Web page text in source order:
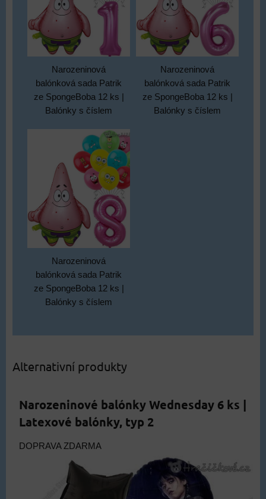
Narozeninová
balónková sada Patrik
ze SpongeBoba 12 ks |
Balónky s číslem
Narozeninová
balónková sada Patrik
ze SpongeBoba 12 ks |
Balónky s číslem
Narozeninová
balónková sada Patrik
ze SpongeBoba 12 ks |
Balónky s číslem
Alternativní produkty
Narozeninové balónky Wednesday 6 ks |
Latexové balónky, typ 2
DOPRAVA ZDARMA